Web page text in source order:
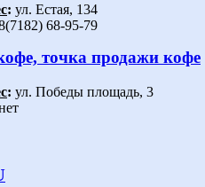
: ул. Естая, 134
68-95-79
точка продажи кофе
: ул. Победы площадь, 3